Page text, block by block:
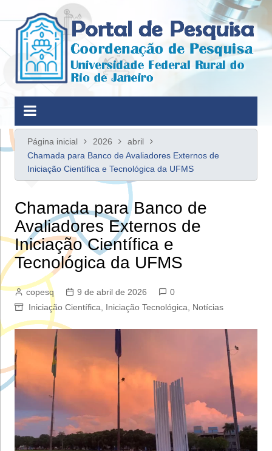
para
conteúdo
Página inicial 2026
abril
Chamada para Banco de Avaliadores Externos de
Iniciação Científica e Tecnológica da UFMS
Chamada para Banco de
Avaliadores Externos de
Iniciação Científica e
Tecnológica da UFMS
copesq 9 de abril de 2026
0
Iniciação Científica
Iniciação Tecnológica Notícias